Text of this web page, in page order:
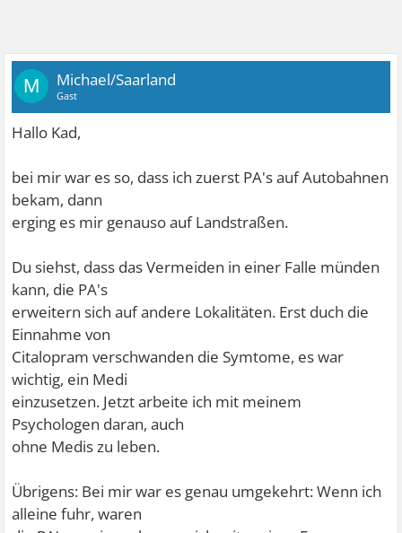
M Michael/Saarland
Gast
Hallo Kad,
bei mir war es so, dass ich zuerst PA's auf Autobahnen
bekam, dann
erging es mir genauso auf Landstraßen.
Du siehst, dass das Vermeiden in einer Falle münden
kann, die PA's
erweitern sich auf andere Lokalitäten. Erst duch die
Einnahme von
Citalopram verschwanden die Symtome, es war
wichtig, ein Medi
einzusetzen. Jetzt arbeite ich mit meinem
Psychologen daran, auch
ohne Medis zu leben.
Übrigens: Bei mir war es genau umgekehrt: Wenn ich
alleine fuhr, waren